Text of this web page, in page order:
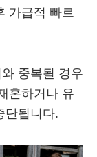
가급적 빠르
중복될 경우
혼하거나 유
단됩니다.